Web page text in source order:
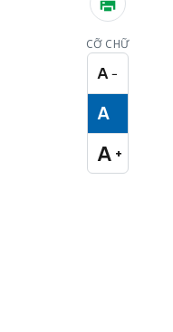
CỠ CHỮ
A −
Cỡ chữ
A
Cỡ chữ
A +
Cỡ chữ